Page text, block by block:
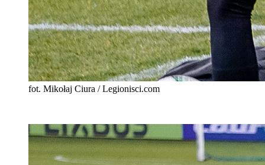
fot. Mikołaj Ciura / Legionisci.com